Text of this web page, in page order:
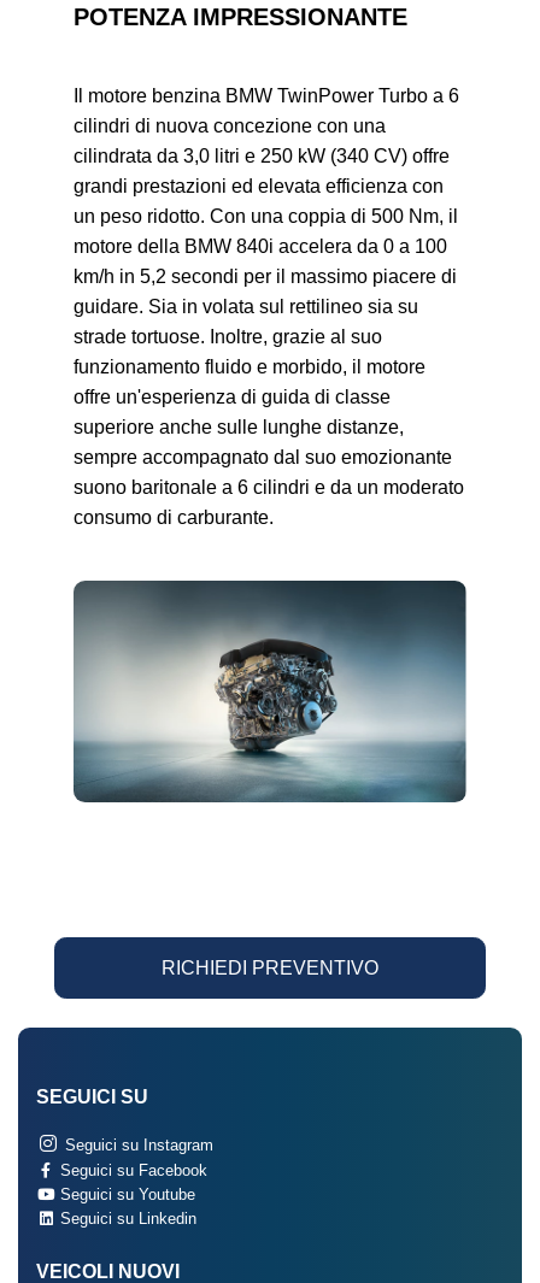
POTENZA IMPRESSIONANTE
Il motore benzina BMW TwinPower Turbo a 6
cilindri di nuova concezione con una
cilindrata da 3,0 litri e 250 kW (340 CV) offre
grandi prestazioni ed elevata efficienza con
un peso ridotto. Con una coppia di 500 Nm, il
motore della BMW 840i accelera da 0 a 100
km/h in 5,2 secondi per il massimo piacere di
guidare. Sia in volata sul rettilineo sia su
strade tortuose. Inoltre, grazie al suo
funzionamento fluido e morbido, il motore
offre un'esperienza di guida di classe
superiore anche sulle lunghe distanze,
sempre accompagnato dal suo emozionante
suono baritonale a 6 cilindri e da un moderato
consumo di carburante.
RICHIEDI PREVENTIVO
SEGUICI SU
Seguici su Instagram
Seguici su Facebook
Seguici su Youtube
Seguici su Linkedin
VEICOLI NUOVI